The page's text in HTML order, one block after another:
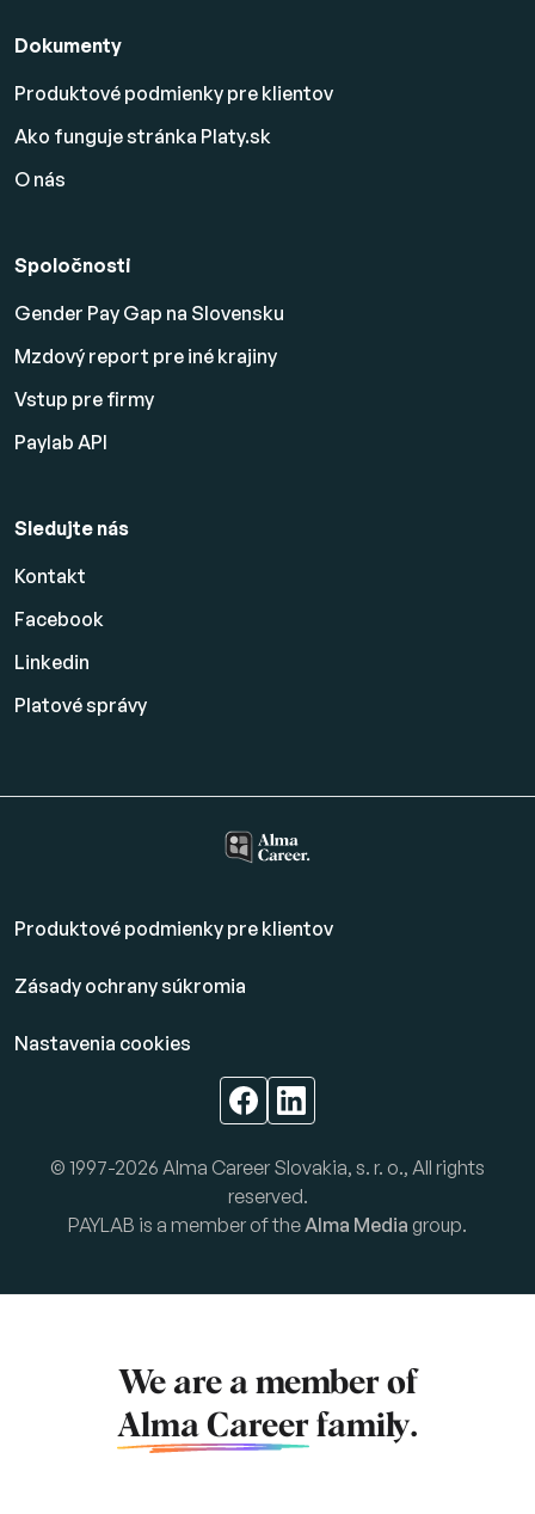
Dokumenty
Produktové podmienky pre klientov
Ako funguje stránka Platy.sk
O nás
Spoločnosti
Gender Pay Gap na Slovensku
Mzdový report pre iné krajiny
Vstup pre firmy
Paylab API
Sledujte nás
Kontakt
Facebook
Linkedin
Platovésprávy
Produktové podmienky pre klientov
Zásady ochrany súkromia
Nastavenia cookies
© 1997-2026 Alma Career Slovakia, s. r. o., All rights
reserved.
PAYLAB is a member of theAlma Media group.
We are a member of
Alma Career family.